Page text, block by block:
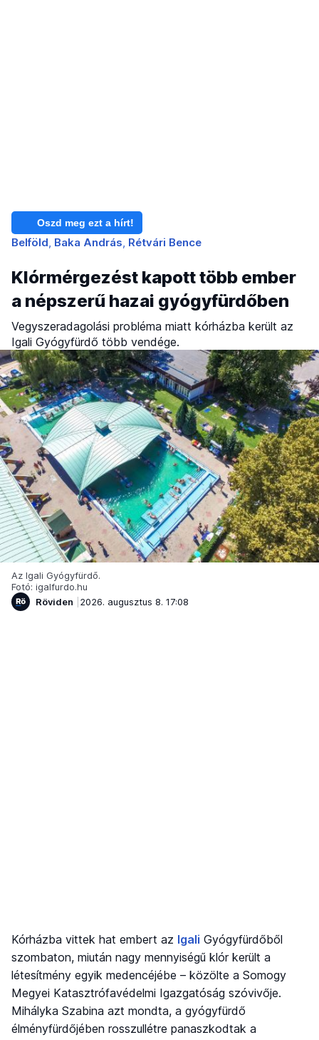
Oszd meg ezt a hírt!
Belföld Baka András Rétvári Bence
Klórmérgezést kapott több ember
a népszerű hazai gyógyfürdőben
Vegyszeradagolási probléma miatt kórházba került az
Igali Gyógyfürdő több vendége.
Az Igali Gyógyfürdő.
Fotó: igalfurdo.hu
Röviden
2026. augusztus 8. 17:08
Kórházba vittek hat embert az Igali Gyógyfürdőből
szombaton, miután nagy mennyiségű klór került a
létesítmény egyik medencéjébe – közölte a Somogy
Megyei Katasztrófavédelmi Igazgatóság szóvivője.
Mihályka Szabina azt mondta, a gyógyfürdő
élményfürdőjében rosszullétre panaszkodtak a